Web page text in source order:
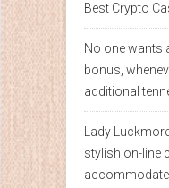
Best Crypto
No one wants
bonus,
additional
Lady
stylish on-line